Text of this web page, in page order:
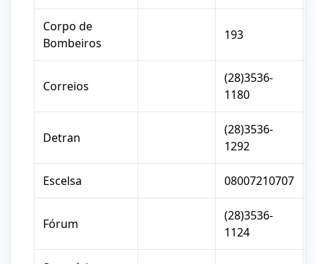
Corpo de
Bombeiros
193
Correios
(28)3536-
1180
Detran
(28)3536-
1292
Escelsa 08007210707
Fórum
(28)3536-
1124